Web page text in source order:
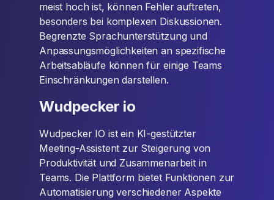
meist hoch ist, können Fehler auftreten,
besonders bei komplexen Diskussionen.
Begrenzte Sprachunterstützung und
Anpassungsmöglichkeiten an spezifische
Arbeitsabläufe können für einige Teams
Einschränkungen darstellen.
Wudpecker io
Wudpecker IO ist ein KI-gestützter
Meeting-Assistent zur Steigerung von
Produktivität und Zusammenarbeit in
Teams. Die Plattform bietet Funktionen zur
Automatisierung verschiedener Aspekte